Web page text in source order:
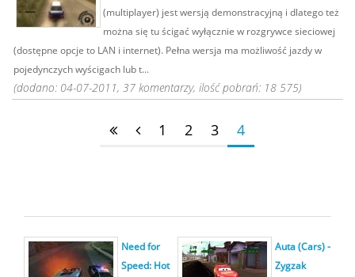
(multiplayer) jest wersją demonstracyjną i dlatego też
można się tu ścigać wyłącznie w rozgrywce sieciowej
(dostępne opcje to LAN i internet). Pełna wersja ma możliwość jazdy w
pojedynczych wyścigach lub t...
(dodano: 04-07-2011, 37 komentarzy, ilość pobrań: 18 575)
1 2 3 4
Need for
Speed: Hot
Auta (Cars) -
Zygzak